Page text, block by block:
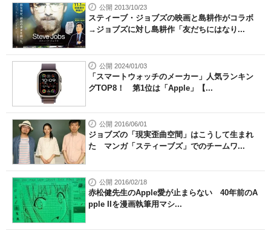
公開 2013/10/23
スティーブ・ジョブズの映画と島耕作がコラボ
→ジョブズに対し島耕作「友だちにはなり...
公開 2024/01/03
「スマートウォッチのメーカー」人気ランキン
グTOP8！ 第1位は「Apple」【...
公開 2016/06/01
ジョブズの「現実歪曲空間」はこうして生まれ
た マンガ「スティーブズ」でのチームワ...
公開 2016/02/18
赤松健先生のApple愛が止まらない 40年前のA
pple IIを漫画執筆用マシ...